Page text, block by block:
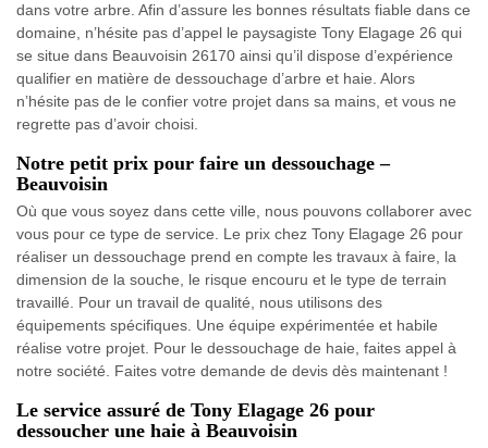
dans votre arbre. Afin d’assure les bonnes résultats fiable dans ce
domaine, n’hésite pas d’appel le paysagiste Tony Elagage 26 qui
se situe dans Beauvoisin 26170 ainsi qu’il dispose d’expérience
qualifier en matière de dessouchage d’arbre et haie. Alors
n’hésite pas de le confier votre projet dans sa mains, et vous ne
regrette pas d’avoir choisi.
Notre petit prix pour faire un dessouchage –
Beauvoisin
Où que vous soyez dans cette ville, nous pouvons collaborer avec
vous pour ce type de service. Le prix chez Tony Elagage 26 pour
réaliser un dessouchage prend en compte les travaux à faire, la
dimension de la souche, le risque encouru et le type de terrain
travaillé. Pour un travail de qualité, nous utilisons des
équipements spécifiques. Une équipe expérimentée et habile
réalise votre projet. Pour le dessouchage de haie, faites appel à
notre société. Faites votre demande de devis dès maintenant !
Le service assuré de Tony Elagage 26 pour
dessoucher une haie à Beauvoisin